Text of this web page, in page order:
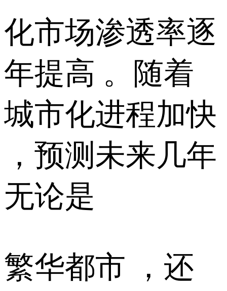
化市场渗透率逐
年提高 。随着
城市化进程加快
，预测未来几年
无论是
繁华都市 ，还